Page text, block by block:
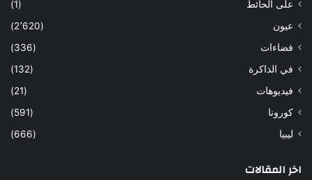
على الحائط
(1)
عيون
(2٬620)
فضاءات
(336)
في الذاكرة
(132)
فيديوهات
(21)
كورونا
(591)
ليبيا
(666)
اخر المقالات